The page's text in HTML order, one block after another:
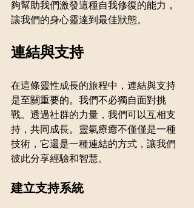
夠幫助我們激發這種自我修復的能力，
讓我們的身心靈達到最佳狀態。
連結與支持
在這條靈性成長的旅程中，連結與支持
是至關重要的。我們不必獨自面對挑
戰。透過社群的力量，我們可以互相支
持，共同成長。靈氣療癒不僅僅是一種
技術，它還是一種連結的方式，讓我們
彼此分享經驗和智慧。
建立支持系統